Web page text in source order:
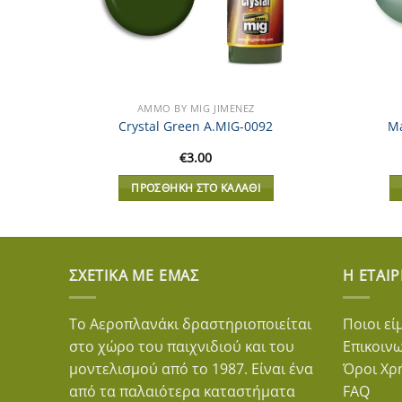
AMMO BY MIG JIMENEZ
Crystal Green A.MIG-0092
€3.00
ΠΡΟΣΘΉΚΗ ΣΤΟ ΚΑΛΆΘΙ
ΣΧΕΤΙΚΆ ΜΕ ΕΜΆΣ
Το Αεροπλανάκι δραστηριοποιείται
στο χώρο του παιχνιδιού και του
μοντελισμού από το 1987. Είναι ένα
από τα παλαιότερα καταστήματα
Η
Ποιοι
Όροι
FAQ